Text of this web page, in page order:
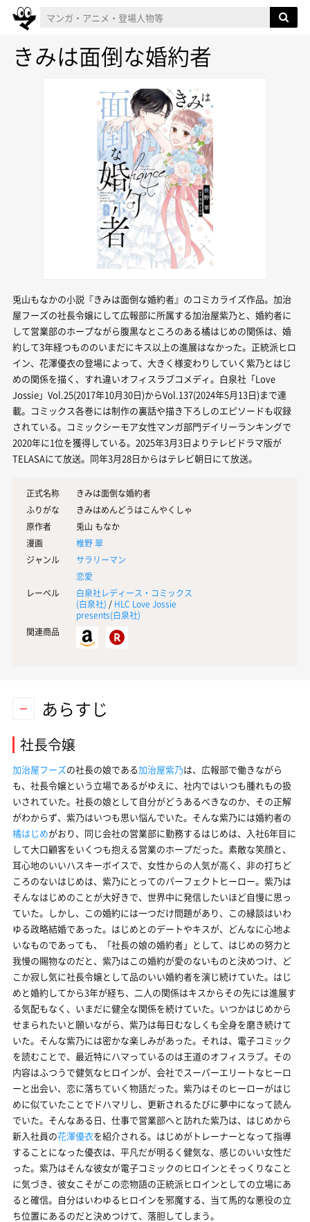
きみは面倒な婚約者
兎山もなかの小説『きみは面倒な婚約者』のコミカライズ作品。加治
屋フーズの社長令嬢にして広報部に所属する加治屋紫乃と、婚約者に
して営業部のホープながら腹黒なところのある橘はじめの関係は、婚
約して3年経つもののいまだにキス以上の進展はなかった。正統派ヒロ
イン、花澤優衣の登場によって、大きく様変わりしていく紫乃とはじ
めの関係を描く、すれ違いオフィスラブコメディ。白泉社「Love
Jossie」Vol.25(2017年10月30日)からVol.137(2024年5月13日)まで連
載。コミックス各巻には制作の裏話や描き下ろしのエピソードも収録
されている。コミックシーモア女性マンガ部門デイリーランキングで
2020年に1位を獲得している。2025年3月3日よりテレビドラマ版が
TELASAにて放送。同年3月28日からはテレビ朝日にて放送。
正式名称
きみは面倒な婚約者
ふりがな
きみはめんどうはこんやくしゃ
原作者
兎山 もなか
漫画
椎野 翠
ジャンル
サラリーマン
恋愛
レーベル
白泉社レディース・コミックス
(白泉社) / HLC Love Jossie
presents(白泉社)
関連商品
あらすじ
社長令嬢
加治屋フーズの社長の娘である加治屋紫乃は、広報部で働きながら
も、社長令嬢という立場であるがゆえに、社内ではいつも腫れもの扱
いされていた。社長の娘として自分がどうあるべきなのか、その正解
がわからず、紫乃はいつも思い悩んでいた。そんな紫乃には婚約者の
橘はじめがおり、同じ会社の営業部に勤務するはじめは、入社6年目に
して大口顧客をいくつも抱える営業のホープだった。素敵な笑顔と、
耳心地のいいハスキーボイスで、女性からの人気が高く、非の打ちど
ころのないはじめは、紫乃にとってのパーフェクトヒーロー。紫乃は
そんなはじめのことが大好きで、世界中に発信したいほど自慢に思っ
ていた。しかし、この婚約には一つだけ問題があり、この縁談はいわ
ゆる政略結婚であった。はじめとのデートやキスが、どんなに心地よ
いなものであっても、「社長の娘の婚約者」として、はじめの努力と
我慢の賜物なのだと、紫乃はこの婚約が愛のないものと決めつけ、ど
こか寂し気に社長令嬢として品のいい婚約者を演じ続けていた。はじ
めと婚約してから3年が経ち、二人の関係はキスからその先には進展す
る気配もなく、いまだに健全な関係を続けていた。いつかはじめから
せまられたいと願いながら、紫乃は毎日むなしくも全身を磨き続けて
いた。そんな紫乃には密かな楽しみがあった。それは、電子コミック
を読むことで、最近特にハマっているのは王道のオフィスラブ。その
内容はふつうで健気なヒロインが、会社でスーパーエリートなヒーロ
ーと出会い、恋に落ちていく物語だった。紫乃はそのヒーローがはじ
めに似ていたことでドハマリし、更新されるたびに夢中になって読ん
でいた。そんなある日、仕事で営業部へと訪れた紫乃は、はじめから
新入社員の花澤優衣を紹介される。はじめがトレーナーとなって指導
することになった優衣は、平凡だが明るく健気な、感じのいい女性だ
った。紫乃はそんな彼女が電子コミックのヒロインとそっくりなこと
に気づき、彼女こそがこの恋物語の正統派ヒロインとしての立場にあ
ると確信。自分はいわゆるヒロインを邪魔する、当て馬的な悪役の立
ち位置にあるのだと決めつけて、落胆してしまう。